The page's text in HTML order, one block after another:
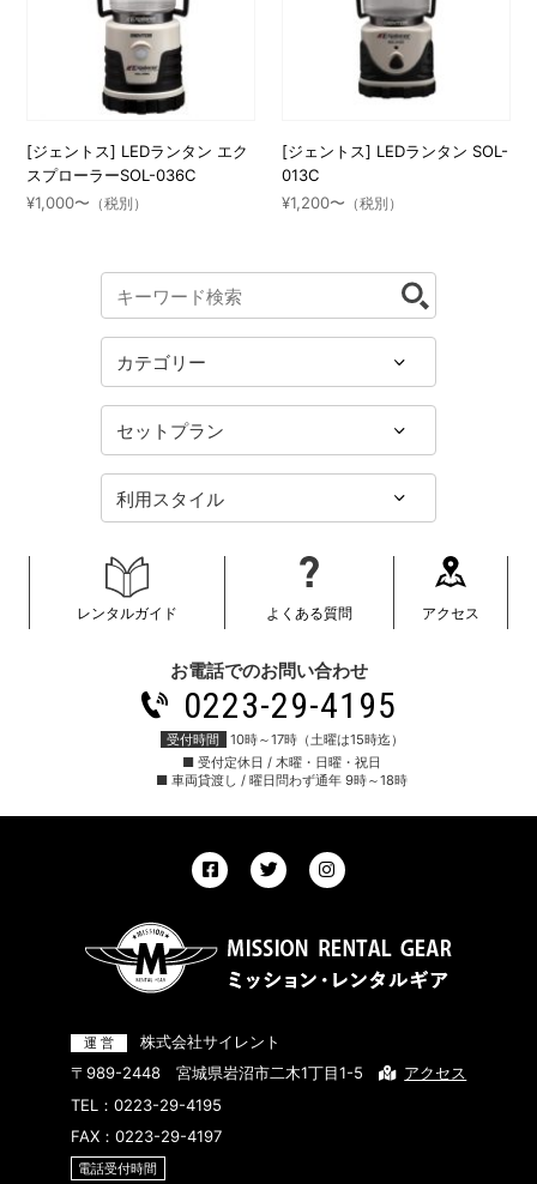
[ジェントス] LEDランタン エク
スプローラーSOL-036C
¥1,000〜 （税別）
[ジェントス] LEDランタン SOL-
013C
¥1,200〜 （税別）
レンタルガイド よくある質問 アクセス
お電話でのお問い合わせ
0223-29-4195
受付時間
10時～17時（土曜は15時迄）
■ 受付定休日 / 木曜・日曜・祝日
■ 車両貸渡し / 曜日問わず通年 9時～18時
株式会社サイレント
〒989-2448 宮城県岩沼市二木1丁目1-5
アクセス
TEL： 0223-29-4195
FAX：0223-29-4197
電話受付時間